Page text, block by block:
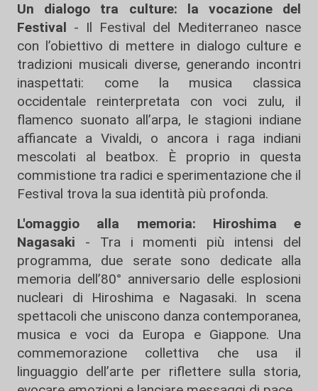
Un dialogo tra culture: la vocazione del
Festival - Il Festival del Mediterraneo nasce
con l’obiettivo di mettere in dialogo culture e
tradizioni musicali diverse, generando incontri
inaspettati: come la musica classica
occidentale reinterpretata con voci zulu, il
flamenco suonato all’arpa, le stagioni indiane
affiancate a Vivaldi, o ancora i raga indiani
mescolati al beatbox. È proprio in questa
commistione tra radici e sperimentazione che il
Festival trova la sua identità più profonda.
L'omaggio alla memoria: Hiroshima e
Nagasaki - Tra i momenti più intensi del
programma, due serate sono dedicate alla
memoria dell’80° anniversario delle esplosioni
nucleari di Hiroshima e Nagasaki. In scena
spettacoli che uniscono danza contemporanea,
musica e voci da Europa e Giappone. Una
commemorazione collettiva che usa il
linguaggio dell’arte per riflettere sulla storia,